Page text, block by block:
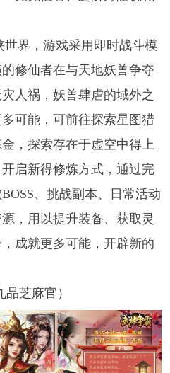
世界，游戏采用即时战斗模
修仙者在与天地妖兽争夺
人祸，妖兽肆虐的域外之
可能，可前往探索星图猎
，探索存在于虚空中得上
启新得修炼方式，通过完
、挑战副本、日常活动
，用以提升装备、获取灵
成就更多可能，开辟新的
芝麻官）